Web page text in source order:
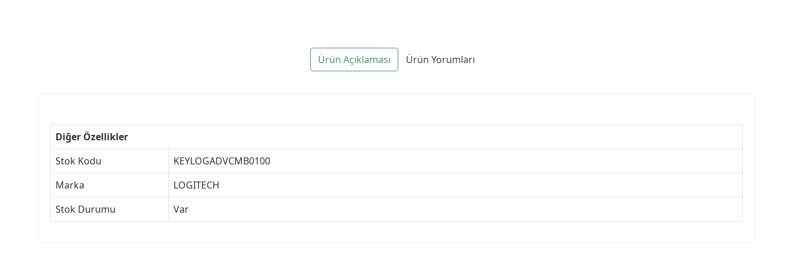
Ürün Açıklaması Ürün Yorumları
Diğer Özellikler
Stok Kodu
KEYLOGADVCMB0100
Marka
LOGITECH
Stok Durumu
Var